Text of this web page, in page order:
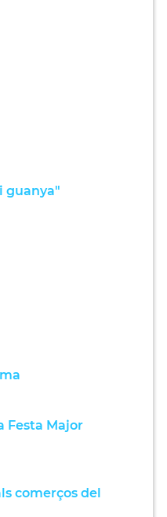
guanya"
Festa Major
comerços del